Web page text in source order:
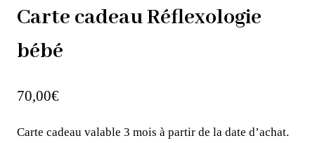
Carte cadeau Réflexologie
bébé
70,00€
Carte cadeau valable 3 mois à partir de la date d’achat.